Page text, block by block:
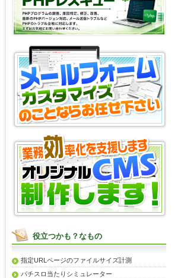
役立つかも？なもの
指定URLページのファイルサイズ計測
パチスロ当たりシミュレーター